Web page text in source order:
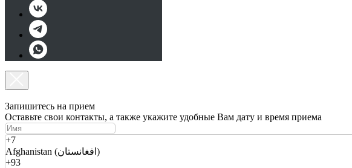
Запишитесь на прием
Оставьте свои контакты, а также укажите удобные Вам дату и время приема
+7
Afghanistan (افغانستان)
+93